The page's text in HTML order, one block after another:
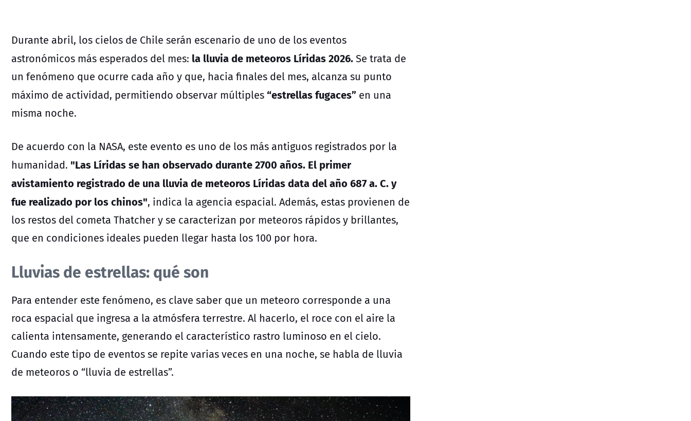
Durante abril, los cielos de Chile serán escenario de uno de los eventos
astronómicos más esperados del mes: la lluvia de meteoros Líridas 2026.Se trata de
un fenómeno que ocurre cada año y que, hacia finales del mes, alcanza su punto
máximo de actividad, permitiendo observar múltiples“estrellas fugaces” en una
misma noche.
De acuerdo con la NASA, este evento es uno de los más antiguos registrados por la
humanidad. "Las Líridas se han observado durante 2700 años. El primer
avistamiento registrado de una lluvia de meteoros Líridas data del año 687 a. C. y
fue realizado por los chinos", indica la agencia espacial. Además, estas provienen de
los restos del cometa Thatcher y se caracterizan por meteoros rápidos y brillantes,
que en condiciones ideales pueden llegar hasta los 100 por hora.
Lluvias de estrellas: qué son
Para entender este fenómeno, es clave saber que un meteoro corresponde a una
roca espacial que ingresa a la atmósfera terrestre. Al hacerlo, el roce con el aire la
calienta intensamente, generando el característico rastro luminoso en el cielo.
Cuando este tipo de eventos se repite varias veces en una noche, se habla de lluvia
de meteoros o “lluvia de estrellas”.